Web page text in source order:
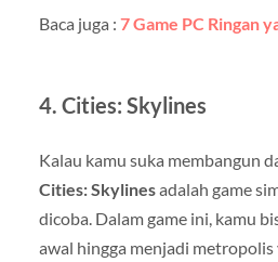
Baca juga : 7 Game PC Ringan
4. Cities: Skylines
Kalau kamu suka membangun
Cities: Skylinesadalah game
dicoba. Dalam game ini, kamu
awal hingga menjadi metropolis